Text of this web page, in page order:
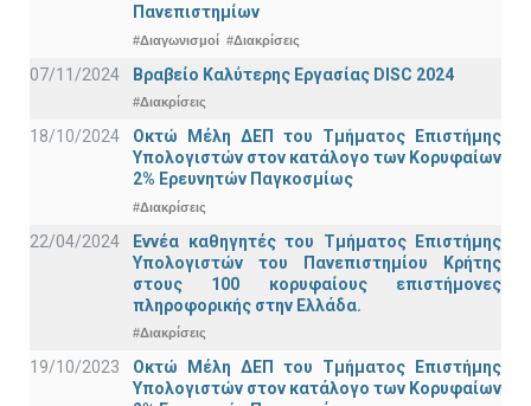
Πανεπιστημίων
#Διαγωνισμοί #Διακρίσεις
07/11/2024 Βραβείο Καλύτερης Εργασίας DISC 2024
#Διακρίσεις
18/10/2024
Οκτώ Μέλη ΔΕΠ του Τμήματος Επιστήμης
Υπολογιστών στον κατάλογο των Κορυφαίων
2% Ερευνητών Παγκοσμίως
#Διακρίσεις
22/04/2024
Εννέα καθηγητές του Τμήματος Επιστήμης
Υπολογιστών του Πανεπιστημίου Κρήτης
στους 100 κορυφαίους επιστήμονες
πληροφορικής στην Ελλάδα.
#Διακρίσεις
19/10/2023
Οκτώ Μέλη ΔΕΠ του Τμήματος Επιστήμης
Υπολογιστών στον κατάλογο των Κορυφαίων